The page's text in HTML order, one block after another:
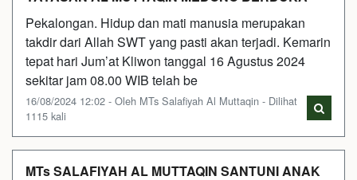
Pekalongan. Hidup dan mati manusia merupakan
takdir dari Allah SWT yang pasti akan terjadi. Kemarin
tepat hari Jum’at Kliwon tanggal 16 Agustus 2024
sekitar jam 08.00 WIB telah be
16/08/2024 12:02 - Oleh MTs Salafiyah Al Muttaqin - Dilihat
1115 kali
MTs SALAFIYAH AL MUTTAQIN SANTUNI ANAK